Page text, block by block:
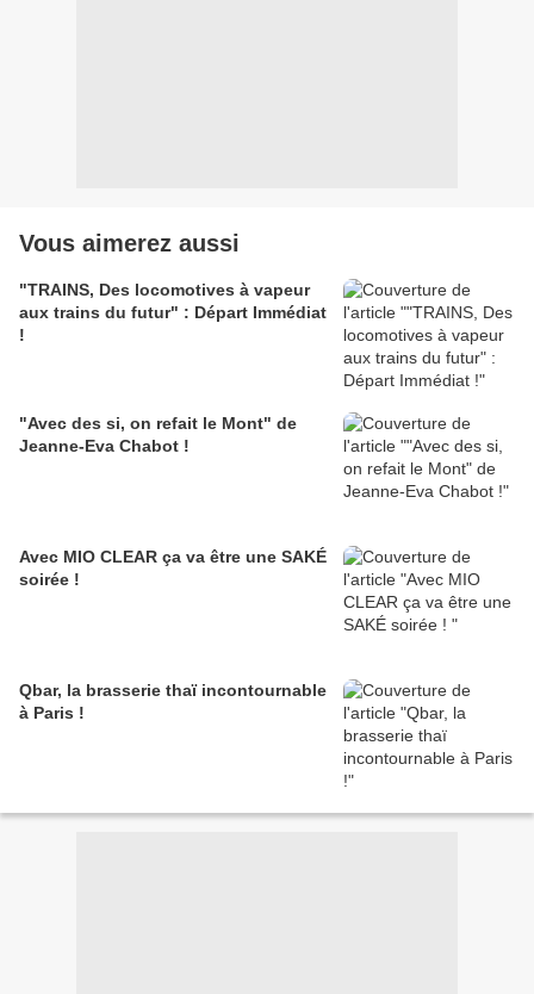
Vous aimerez aussi
"TRAINS, Des locomotives à vapeur
aux trains du futur" : Départ Immédiat
!
"Avec des si, on refait le Mont" de
Jeanne-Eva Chabot !
Avec MIO CLEAR ça va être une SAKÉ
soirée !
Qbar, la brasserie thaï incontournable
à Paris !